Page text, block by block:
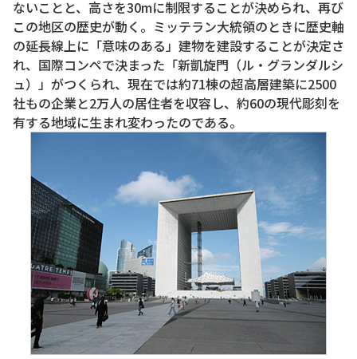
ないことと、高さを30mに制限することが決められ、再び
この地区の歴史が動く。ミッテラン大統領のときに歴史軸
の延長線上に「意味のある」建物を建設することが決定さ
れ、国際コンペで決まった「新凱旋門（ル・グランダルシ
ュ）」がつくられ、現在では約71棟の超高層建築に2500
社もの企業と2万人の居住者を収容し、約60の現代彫刻を
有する地域に生まれ変わったのである。